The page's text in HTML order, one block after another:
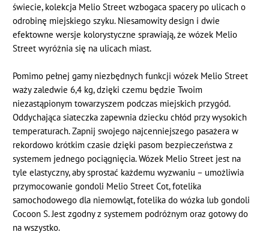
świecie, kolekcja Melio Street wzbogaca spacery po ulicach o
odrobinę miejskiego szyku. Niesamowity design i dwie
efektowne wersje kolorystyczne sprawiają, że wózek Melio
Street wyróżnia się na ulicach miast.
Pomimo pełnej gamy niezbędnych funkcji wózek Melio Street
waży zaledwie 6,4 kg, dzięki czemu będzie Twoim
niezastąpionym towarzyszem podczas miejskich przygód.
Oddychająca siateczka zapewnia dziecku chłód przy wysokich
temperaturach. Zapnij swojego najcenniejszego pasażera w
rekordowo krótkim czasie dzięki pasom bezpieczeństwa z
systemem jednego pociągnięcia. Wózek Melio Street jest na
tyle elastyczny, aby sprostać każdemu wyzwaniu – umożliwia
przymocowanie gondoli Melio Street Cot, fotelika
samochodowego dla niemowląt, fotelika do wózka lub gondoli
Cocoon S. Jest zgodny z systemem podróżnym oraz gotowy do
na wszystko.